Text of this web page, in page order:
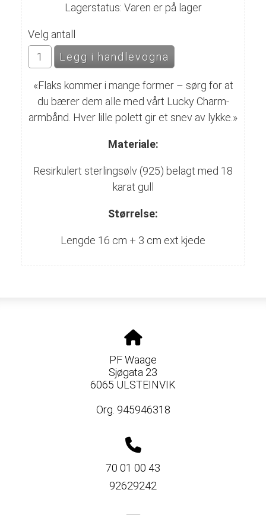
Lagerstatus: Varen er på lager
Velg antall
«Flaks kommer i mange former – sørg for at
du bærer dem alle med vårt Lucky Charm-
armbånd. Hver lille polett gir et snev av lykke. »
Materiale:
Resirkulert sterlingsølv (925) belagt med 18
karat gull
Størrelse:
Lengde 16 cm + 3 cm ext kjede
PF Waage
Sjøgata 23
6065 ULSTEINVIK
Org. 945946318
70 01 00 43
92629242